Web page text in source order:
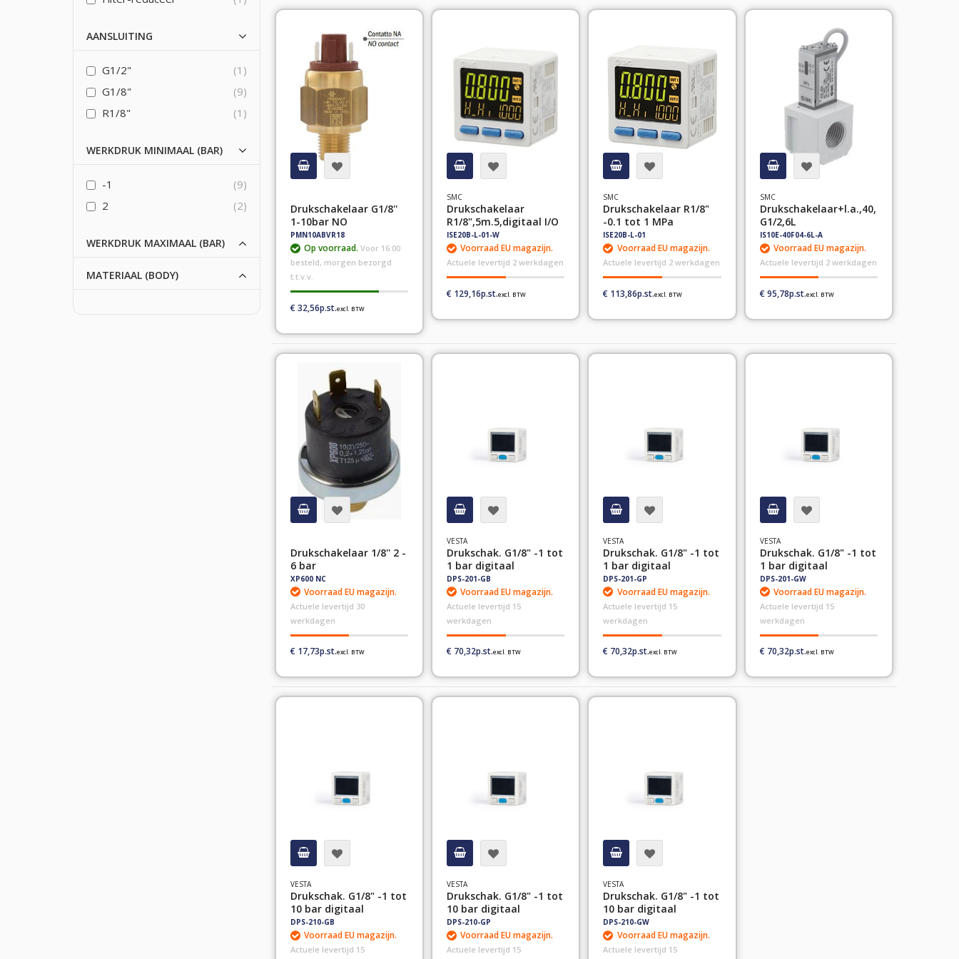
hoog
Drukschakelaar G1/8''
1-10bar NO
PMN10ABVR18
Op voorraad. Voor 16:00
besteld, morgen bezorgd
t.t.v.v.
€ 32,56
SMC
Drukschakelaar
R1/8",5m.5,digitaal I/O
ISE20B-L-01-W
Voorraad EU magazijn.
Actuele levertijd 2 werkdagen
€ 129,16
SMC
Drukschakelaar R1/8"
-0.1 tot 1 MPa
ISE20B-L-01
Voorraad EU magazijn.
Actuele levertijd 2 werkdagen
€ 113,86
SMC
Drukschakelaar+l.a.,40,
G1/2,6L
IS10E-40F04-6L-A
Voorraad EU magazijn.
Actuele levertijd 2 werkdagen
€ 95,78
Drukschakelaar 1/8'' 2 -
6 bar
XP600 NC
Voorraad EU magazijn.
Actuele levertijd 30
werkdagen
€ 17,73
VESTA
Drukschak. G1/8" -1 tot
1 bar digitaal
DPS-201-GB
Voorraad EU magazijn.
Actuele levertijd 15
werkdagen
€ 70,32
VESTA
Drukschak. G1/8" -1 tot
1 bar digitaal
DPS-201-GP
Voorraad EU magazijn.
Actuele levertijd 15
werkdagen
€ 70,32
VESTA
Drukschak. G1/8" -1 tot
1 bar digitaal
DPS-201-GW
Voorraad EU magazijn.
Actuele levertijd 15
werkdagen
€ 70,32
VESTA
Drukschak. G1/8" -1 tot
10 bar digitaal
DPS-210-GB
Voorraad EU magazijn.
Actuele levertijd 15
VESTA
Drukschak. G1/8" -1 tot
10 bar digitaal
DPS-210-GP
Voorraad EU magazijn.
Actuele levertijd 15
VESTA
Drukschak. G1/8" -1 tot
10 bar digitaal
DPS-210-GW
Voorraad EU magazijn.
Actuele levertijd 15
AANSLUITING
G1/2"
1
G1/8"
9
R1/8"
1
WERKDRUK MINIMAAL (BAR)
-1
9
2
2
WERKDRUK MAXIMAAL (BAR)
MATERIAAL (BODY)